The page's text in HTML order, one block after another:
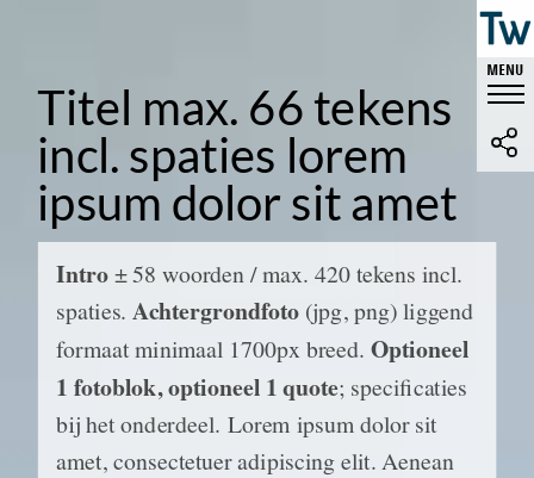
Titel max. 66 tekens
incl. spaties lorem
ipsum dolor sit amet
Intro± 58 woorden / max. 420 tekens incl.
spaties. Achtergrondfoto (jpg, png) liggend
formaat minimaal 1700px breed. Optioneel
1 fotoblok, optioneel 1 quote; specificaties
bij het onderdeel.Lorem ipsum dolor sit
amet, consectetuer adipiscing elit. Aenean